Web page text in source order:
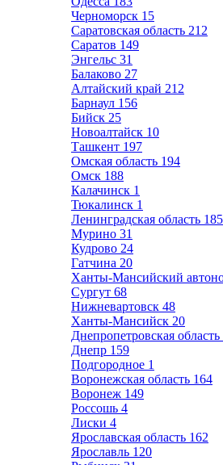
Черноморск 15
Саратовская область 212
Саратов 149
Энгельс 31
Балаково 27
Алтайский край 212
Барнаул 156
Бийск 25
Новоалтайск 10
Ташкент 197
Омская область 194
Омск 188
Калачинск 1
Тюкалинск 1
Ленинградская область 185
Мурино 31
Кудрово 24
Гатчина 20
Ханты-Мансийский
Сургут 68
Нижневартовск 48
Ханты-Мансийск 20
Днепропетровская область
Днепр 159
Подгородное 1
Воронежская область 164
Воронеж 149
Россошь 4
Лиски 4
Ярославская область 162
Ярославль 120